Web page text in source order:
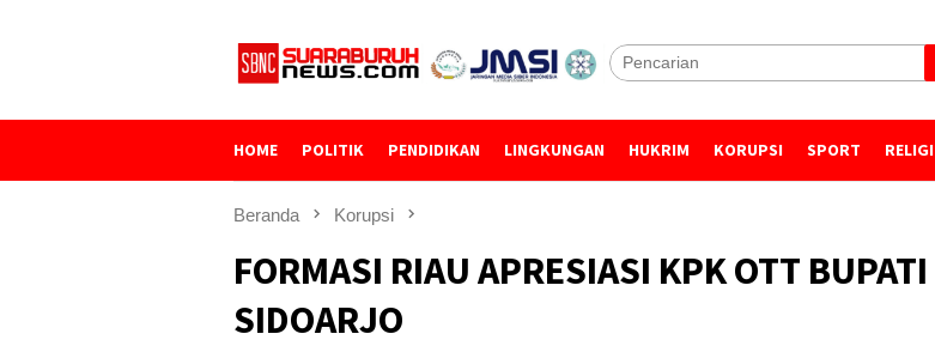
HOME POLITIK PENDIDIKAN LINGKUNGAN HUKRIM KORUPSI SPORT RELIGI
Beranda Korupsi
FORMASI RIAU APRESIASI KPK OTT BUPATI
SIDOARJO